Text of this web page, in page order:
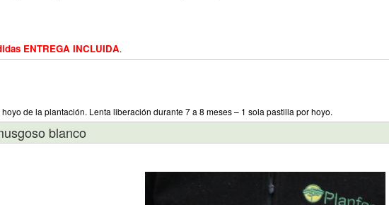
ENTREGA INCLUIDA.
de la plantación. Lenta liberación durante 7 a 8 meses – 1 sola pastilla por hoyo.
blanco